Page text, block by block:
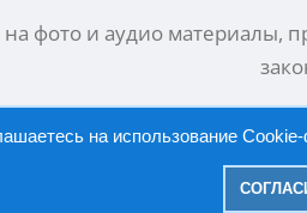
на фото и аудио материалы,
на использование